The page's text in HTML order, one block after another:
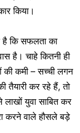
किया।
है कि सफलता का
है। चाहे कितनी ही
की कमी – सच्ची लगन
कर रहे हैं, तो
युवा साबित कर
करने वाले हौसले बड़े